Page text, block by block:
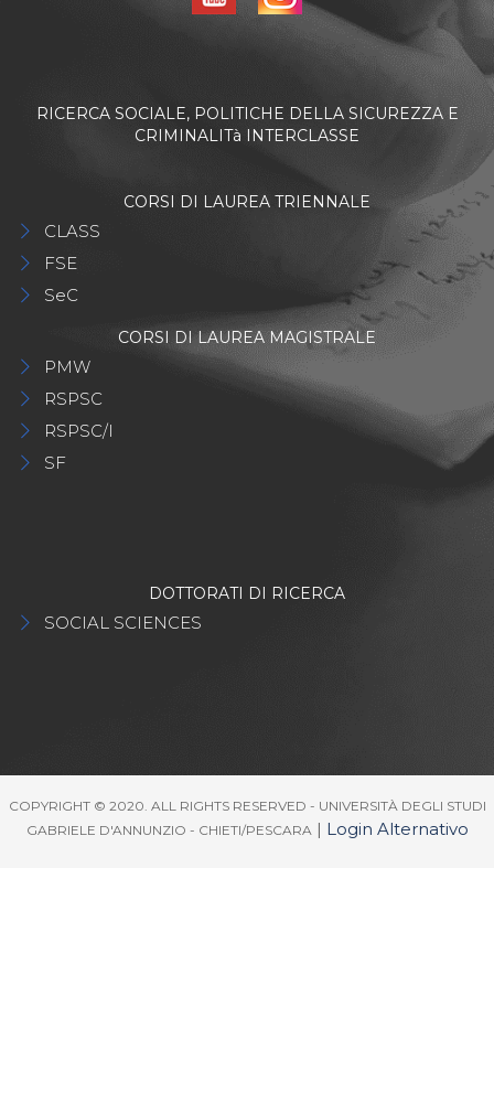
RICERCA SOCIALE, POLITICHE DELLA SICUREZZA E
CRIMINALITà INTERCLASSE
CORSI DI LAUREA TRIENNALE
CLASS
FSE
SeC
CORSI DI LAUREA MAGISTRALE
PMW
RSPSC
RSPSC/I
SF
DOTTORATI DI RICERCA
SOCIAL SCIENCES
COPYRIGHT © 2020. ALL RIGHTS RESERVED - UNIVERSITÀ DEGLI STUDI
GABRIELE D'ANNUNZIO - CHIETI/PESCARA| Login Alternativo